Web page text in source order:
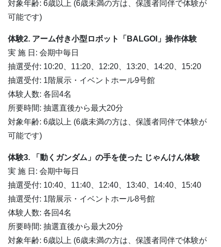
対象年齢: 6歳以上 (6歳未満の方は、保護者同伴で体験が
可能です)
体験2. アーム付き小型ロボット「BALGOI」操作体験
実 施 日: 会期中毎日
抽選受付: 10:20、11:20、12:20、13:20、14:20、15:20
抽選受付: 1階展示・イベントホール9号館
体験人数: 各回4名
所要時間: 抽選直後から最大20分
対象年齢: 6歳以上 (6歳未満の方は、保護者同伴で体験が
可能です)
体験3. 「動くガンダム」の手を使った じゃんけん体験
実 施 日: 会期中毎日
抽選受付: 10:40、11:40、12:40、13:40、14:40、15:40
抽選受付: 1階展示・イベントホール8号館
体験人数: 各回4名
所要時間: 抽選直後から最大20分
対象年齢: 6歳以上 (6歳未満の方は、保護者同伴で体験が